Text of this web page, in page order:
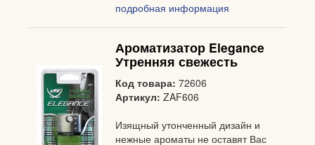
подробная информация
Ароматизатор Elegance
Утренняя свежесть
Код товара: 72606
Артикул: ZAF606
Изящный утонченный дизайн и
нежные ароматы не оставят Вас